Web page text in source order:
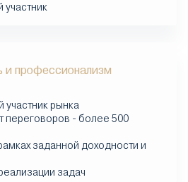
и профессионализм
рынка
переговоров - более 500
заданной доходности и
задач